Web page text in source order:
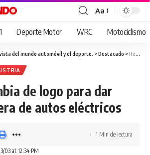
Cambiar
tamaño
fuente
Aa
Deporte Motor WRC Motociclismo
del mundo automóvil y el deporte. >Destacado >Renault cambia de logo para dar paso a una era de autos eléctricos
de logo para dar
de autos eléctricos
03 at 12:34 PM
1 Min de lectura